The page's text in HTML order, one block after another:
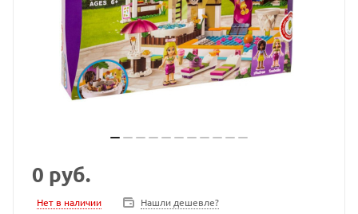
0 руб.
Нет в наличии Нашли дешевле?